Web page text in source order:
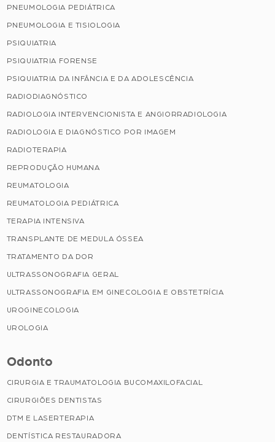
PNEUMOLOGIA PEDIÁTRICA
PNEUMOLOGIA E TISIOLOGIA
PSIQUIATRIA
PSIQUIATRIA FORENSE
PSIQUIATRIA DA INFÂNCIA E DA ADOLESCÊNCIA
RADIODIAGNÓSTICO
RADIOLOGIA INTERVENCIONISTA E ANGIORRADIOLOGIA
RADIOLOGIA E DIAGNÓSTICO POR IMAGEM
RADIOTERAPIA
REPRODUÇÃO HUMANA
REUMATOLOGIA
REUMATOLOGIA PEDIÁTRICA
TERAPIA INTENSIVA
TRANSPLANTE DE MEDULA ÓSSEA
TRATAMENTO DA DOR
ULTRASSONOGRAFIA GERAL
ULTRASSONOGRAFIA EM GINECOLOGIA E OBSTETRÍCIA
UROGINECOLOGIA
UROLOGIA
Odonto
CIRURGIA E TRAUMATOLOGIA BUCOMAXILOFACIAL
CIRURGIÕES DENTISTAS
DTM E LASERTERAPIA
DENTÍSTICA RESTAURADORA